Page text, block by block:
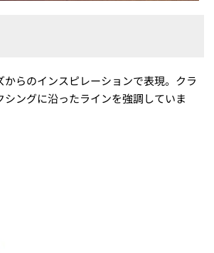
らのインスピレーションで表現。クラ
ングに沿ったラインを強調していま